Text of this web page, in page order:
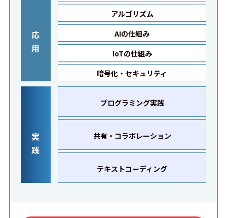
応
用
アルゴリズム
AIの仕組み
IoTの仕組み
暗号化・セキュリティ
実
践
プログラミング実践
共有・コラボレーション
テキストコーディング